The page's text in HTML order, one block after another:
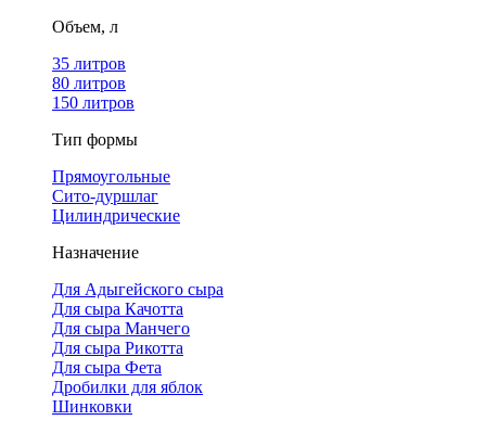
Объем, л
35 литров
80 литров
150 литров
Тип формы
Прямоугольные
Сито-дуршлаг
Цилиндрические
Назначение
Для Адыгейского сыра
Для сыра Качотта
Для сыра Манчего
Для сыра Рикотта
Для сыра Фета
Дробилки для яблок
Шинковки